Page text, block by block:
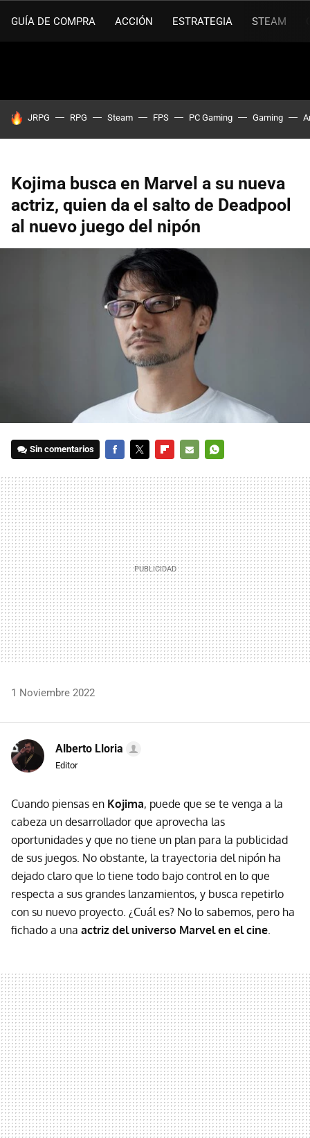
GUÍA DE COMPRA ACCIÓN ESTRATEGIA STEAM
HOY SE HABLA DE
JRPG RPG Steam FPS PC Gaming Gaming
Kojima busca en Marvel a su nueva
actriz, quien da el salto de Deadpool
al nuevo juego del nipón
Sin comentarios
MAIL
1 Noviembre 2022
Alberto Lloria
Editor
Cuando piensas en Kojima, puede que se te venga a la
cabeza un desarrollador que aprovecha las
oportunidades y que no tiene un plan para la publicidad
de sus juegos. No obstante, la trayectoria del nipón ha
dejado claro que lo tiene todo bajo control en lo que
respecta a sus grandes lanzamientos, y busca repetirlo
con su nuevo proyecto. ¿Cuál es? No lo sabemos, pero ha
fichado a una actriz del universo Marvel en el cine